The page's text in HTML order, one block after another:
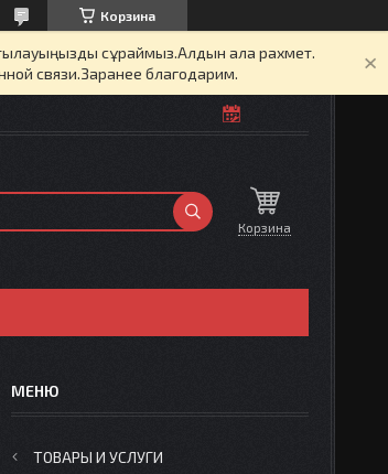
Корзина
сұраймыз.Алдын ала рахмет.
связи.Заранее благодарим.
Корзина
ТОВАРЫ И УСЛУГИ